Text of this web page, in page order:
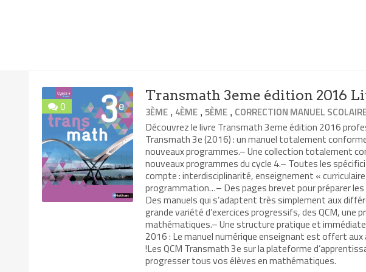
0
Transmath 3eme édition 2016
3ÈME , 4ÈME ,5ÈME , CORRECTION MANUEL
Découvrez le livre Transmath 3eme édition 2016
Transmath 3e (2016) : un manuel totalement
nouveaux programmes.– Une collection totalement
nouveaux programmes du cycle 4.– Toutes les
compte : interdisciplinarité, enseignement «
programmation…– Des pages brevet pour préparer
Des manuels qui s’adaptent très simplement aux
grande variété d’exercices progressifs, des QCM, une
mathématiques.– Une structure pratique et immédiate
2016 : Le manuel numérique enseignant est offert
!Les QCM Transmath 3e sur la plateforme
progresser tous vos élèves en mathématiques.